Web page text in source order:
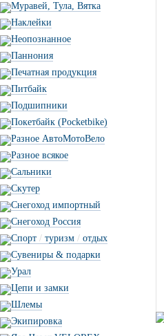
Муравей, Тула, Вятка
Наклейки
Неопознанное
Паннония
Печатная продукция
Питбайк
Подшипники
Покетбайк (Pocketbike)
Разное АвтоМотоВело
Разное всякое
Сальники
Скутер
Снегоход импортный
Снегоход Россия
Спорт / туризм / отдых
Сувениры & подарки
Урал
Цепи и замки
Шлемы
Экипировка